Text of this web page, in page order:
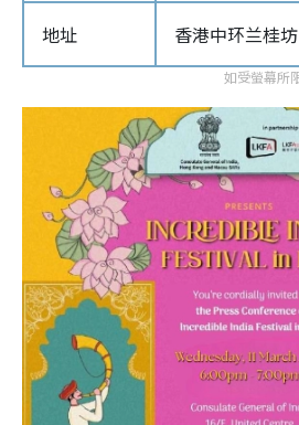
地址 香港中环兰桂坊